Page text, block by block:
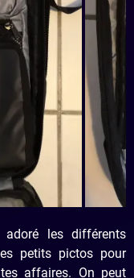
adoré les différents
petits pictos pour
affaires. On peut